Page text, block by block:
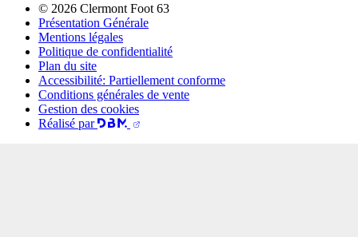
© 2026 Clermont Foot 63
Présentation Générale
Mentions légales
Politique de confidentialité
Plan du site
Accessibilité: Partiellement conforme
Conditions générales de vente
Gestion des cookies
Réalisé par